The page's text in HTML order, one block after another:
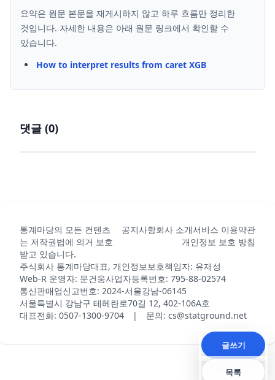
요약은 원문 본문을 재게시하지 않고 하루 흐름만 정리한
것입니다. 자세한 내용은 아래 원문 링크에서 확인할 수
있습니다.
How to interpret results from caret XGB
댓글 (0)
통계마당의 모든 컨텐츠
는 저작권법에 의거 보호
받고 있습니다.
공지사항회사 소개서비스 이용약관
개인정보 보호 방침
주식회사 통계마당대표, 개인정보보호책임자: 유재성
Web-R 운영자: 문건웅사업자등록번호: 795-88-02574
통신판매업신고번호: 2024-서울강남-06145
서울특별시 강남구 테헤란로70길 12, 402-106A호
대표전화: 0507-1300-9704 | 문의: cs@statground.net
글쓰기
목록